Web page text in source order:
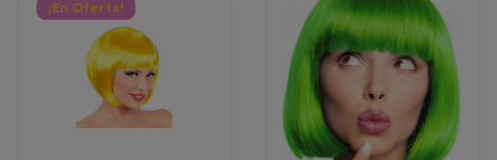
¡En Oferta!